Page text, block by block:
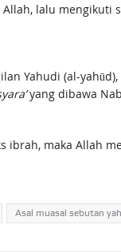
lalu mengikuti
Yahudi (al-
yang dibawa
maka Allah
Asal muasal sebutan